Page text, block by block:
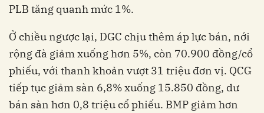
PLB tăng quanh mức 1%.
Ở chiều ngược lại, DGC chịu thêm áp lực bán, nới
rộng đà giảm xuống hơn 5%, còn 70.900 đồng/cổ
phiếu, với thanh khoản vượt 31 triệu đơn vị. QCG
tiếp tục giảm sàn 6,8% xuống 15.850 đồng, dư
bán sàn hơn 0,8 triệu cổ phiếu. BMP giảm hơn